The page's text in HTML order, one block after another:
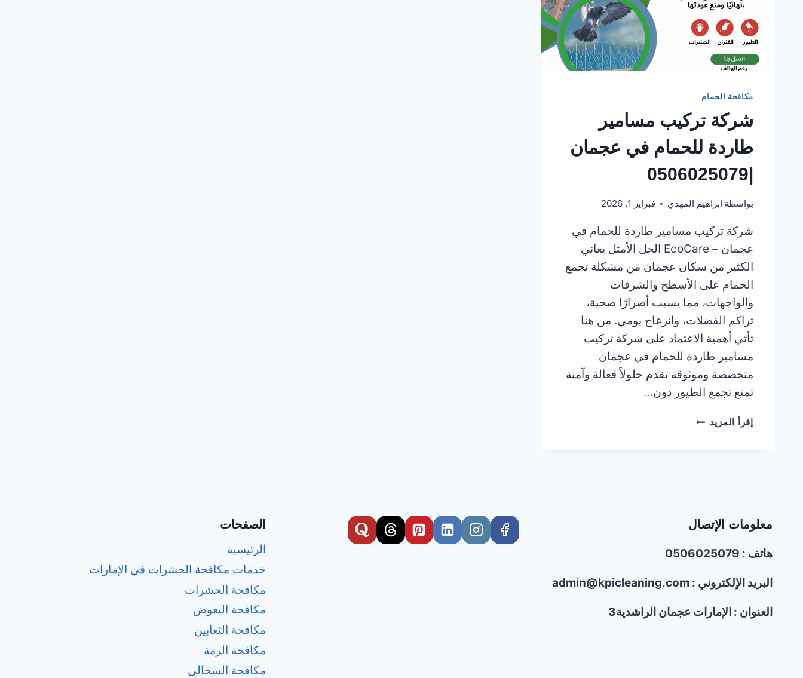
مكافحة الحمام
شركة تركيب مسامير
طاردة للحمام في عجمان
|0506025079
بواسطة إبراهيم المهدي فبراير 1, 2026
شركة تركيب مسامير طاردة للحمام في
عجمان – EcoCare الحل الأمثل يعاني
الكثير من سكان عجمان من مشكلة تجمع
الحمام على الأسطح والشرفات
والواجهات، مما يسبب أضرارًا صحية،
تراكم الفضلات، وانزعاج يومي. من هنا
تأتي أهمية الاعتماد على شركة تركيب
مسامير طاردة للحمام في عجمان
متخصصة وموثوقة تقدم حلولاً فعالة وآمنة
تمنع تجمع الطيور دون…
إقرأ المزيد شركة
معلومات الإتصال
هاتف : 0506025079
البريد الإلكتروني : admin@kpicleaning.com
العنوان : الإمارات عجمان الراشدية3
الصفحات
الرئيسية
خدمات مكافحة الحشرات في الإمارات
مكافحة الحشرات
مكافحة البعوض
مكافحة الثعابين
مكافحة الرمة
مكافحة السحالي